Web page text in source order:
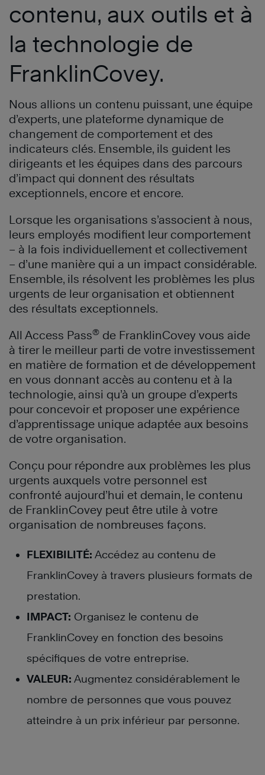
contenu, aux outils et à
la technologie de
FranklinCovey.
Nous allions un contenu puissant, une équipe
d’experts, une plateforme dynamique de
changement de comportement et des
indicateurs clés. Ensemble, ils guident les
dirigeants et les équipes dans des parcours
d’impact qui donnent des résultats
exceptionnels, encore et encore.
Lorsque les organisations s’associent à nous,
leurs employés modifient leur comportement
– à la fois individuellement et collectivement
– d’une manière qui a un impact considérable.
Ensemble, ils résolvent les problèmes les plus
urgents de leur organisation et obtiennent
des résultats exceptionnels.
All Access Pass® de FranklinCovey vous aide
à tirer le meilleur parti de votre investissement
en matière de formation et de développement
en vous donnant accès au contenu et à la
technologie, ainsi qu’à un groupe d’experts
pour concevoir et proposer une expérience
d’apprentissage unique adaptée aux besoins
de votre organisation.
Conçu pour répondre aux problèmes les plus
urgents auxquels votre personnel est
confronté aujourd’hui et demain, le contenu
de FranklinCovey peut être utile à votre
organisation de nombreuses façons.
FLEXIBILITÉ: Accédez au contenu de
FranklinCovey à travers plusieurs formats de
prestation.
IMPACT: Organisez le contenu de
FranklinCovey en fonction des besoins
spécifiques de votre entreprise.
VALEUR: Augmentez considérablement le
nombre de personnes que vous pouvez
atteindre à un prix inférieur par personne.